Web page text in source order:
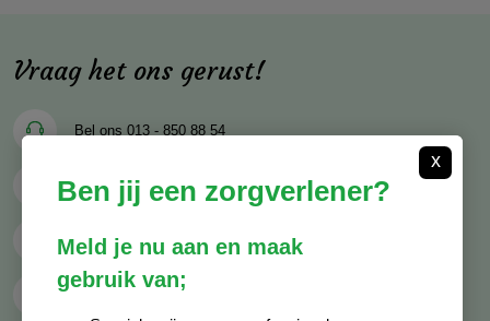
Vraag het ons gerust!
Bel ons 013 - 850 88 54
Mail onsinfo@decocare.nl
Whatsapp 06 - 81 38 59 03
x
Ben jij een zorgverlener?
Meld je nu aan en maak
gebruik van;